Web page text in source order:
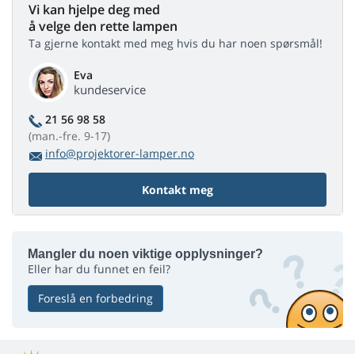
Vi kan hjelpe deg med
å velge den rette lampen
Ta gjerne kontakt med meg hvis du har noen spørsmål!
Eva
kundeservice
21 56 98 58
(man.-fre. 9-17)
info@projektorer-lamper.no
Kontakt meg
Mangler du noen viktige opplysninger?
Eller har du funnet en feil?
Foreslå en forbedring